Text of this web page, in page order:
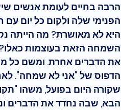
הרבה בחיים לעומת אנשים
הפנימי שלה ולקום כל יום
היא לא מאושרת? מה הייתה
השמחה הזאת בעוצמות כאלו?
את הדברים אחרת. ומשם כל
הדפוס של "אני לא שמחה".
שקורה היום בפועל, משהו
הבא, שבה נחדד את הדברים